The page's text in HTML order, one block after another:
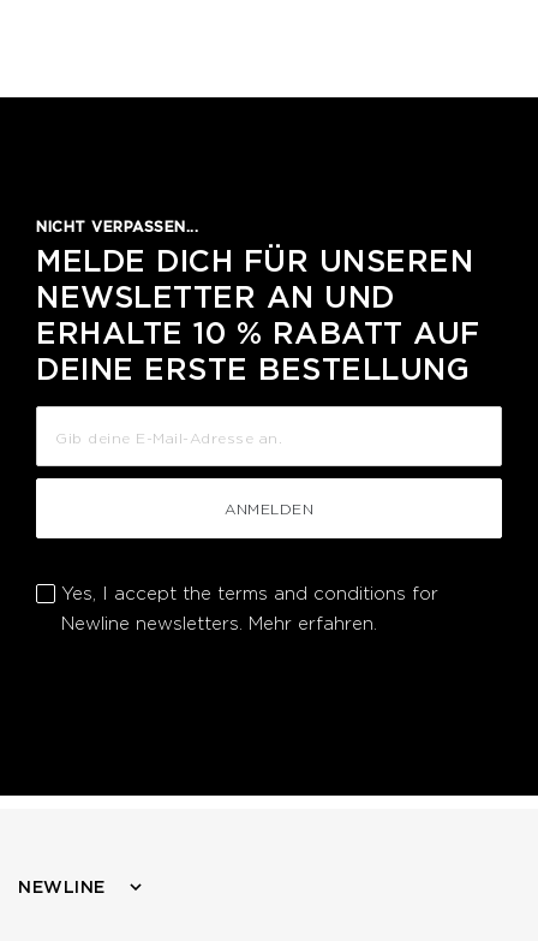
NICHT VERPASSEN...
MELDE DICH FÜR UNSEREN
NEWSLETTER AN UND
ERHALTE 10 % RABATT AUF
DEINE ERSTE BESTELLUNG
ANMELDEN
Yes, I accept the terms and conditions for
Newline newsletters. Mehr erfahren.
NEWLINE